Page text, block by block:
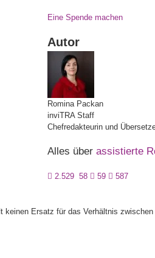
Eine Spende machen
Autor
Romina Packan
inviTRA Staff
Chefredakteurin und
Alles über assistierte
2.529 58 59 587
keinen Ersatz für das Verhältnis